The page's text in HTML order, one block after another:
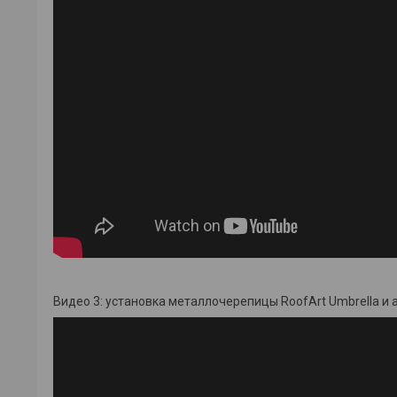
Видео 3: установка металлочерепицы RoofArt Umbrella и